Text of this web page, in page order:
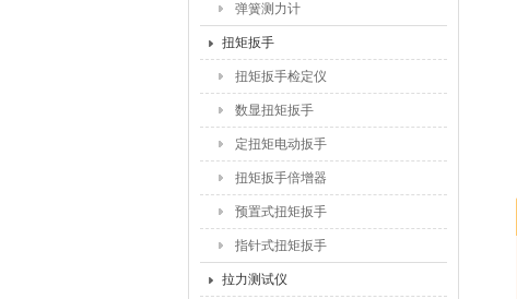
弹簧测力计
扭矩扳手
扭矩扳手检定仪
数显扭矩扳手
定扭矩电动扳手
扭矩扳手倍增器
预置式扭矩扳手
指针式扭矩扳手
拉力测试仪